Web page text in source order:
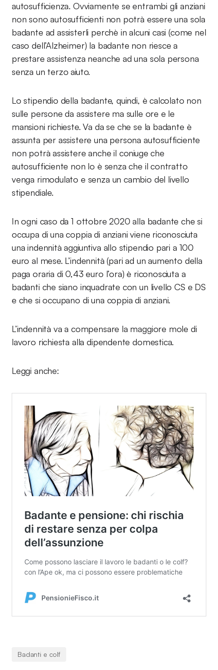
autosufficienza. Ovviamente se entrambi gli anziani
non sono autosufficienti non potrà essere una sola
badante ad assisterli perchè in alcuni casi (come nel
caso dell’Alzheimer) la badante non riesce a
prestare assistenza neanche ad una sola persona
senza un terzo aiuto.
Lo stipendio della badante, quindi, è calcolato non
sulle persone da assistere ma sulle ore e le
mansioni richieste. Va da se che se la badante è
assunta per assistere una persona autosufficiente
non potrà assistere anche il coniuge che
autosufficiente non lo è senza che il contratto
venga rimodulato e senza un cambio del livello
stipendiale.
In ogni caso da 1 ottobre 2020 alla badante che si
occupa di una coppia di anziani viene riconosciuta
una indennità aggiuntiva allo stipendio pari a 100
euro al mese. L’indennità (pari ad un aumento della
paga oraria di 0,43 euro l’ora) è riconosciuta a
badanti che siano inquadrate con un livello CS e DS
e che si occupano di una coppia di anziani.
L’indennità va a compensare la maggiore mole di
lavoro richiesta alla dipendente domestica.
Leggi anche:
Badanti e colf